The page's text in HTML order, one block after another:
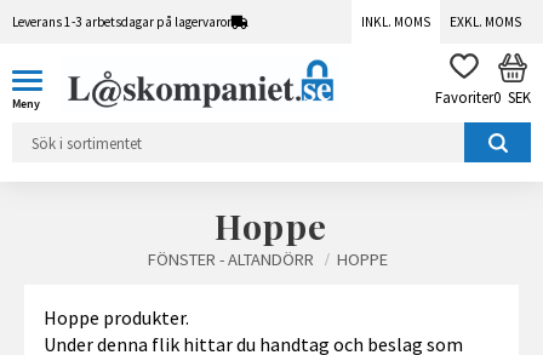
Leverans 1-3 arbetsdagar på lagervaror INKL. MOMS EXKL. MOMS
FAVORITER
0 SEK
Hoppe
FÖNSTER - ALTANDÖRR HOPPE
Hoppe produkter.
Under denna flik hittar du handtag och beslag som